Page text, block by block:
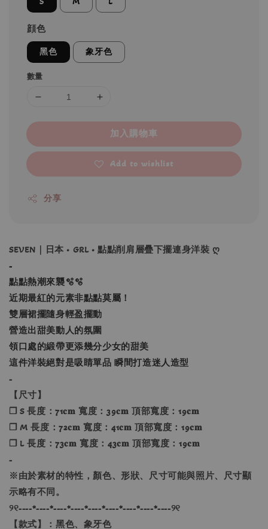
顔色
黑色 象牙色
數量
加入購物車
Add to wishlist
分享
SEVEN｜日本 • GRL • 點點削肩層疊下擺連身洋裝 ღ
-
點點熱潮來襲🫧🫧
近期最紅的元素非點點莫屬！
雙層裙擺隨身輕盈擺動
營造出甜美動人的氛圍
領口處的緞帶更添幾分少女的甜美
這件洋裝絕對是吸睛單品 瞬間打造迷人造型
-
【尺寸】
❐ S 長度：71𝐜𝐦 寬度：39𝐜𝐦 頂部寬度：19𝐜𝐦
❐ M 長度：72𝐜𝐦 寬度：41𝐜𝐦 頂部寬度：19𝐜𝐦
❐ L 長度：73𝐜𝐦 寬度：43𝐜𝐦 頂部寬度：19𝐜𝐦
-
※由於素材的特性，顏色、形狀、尺寸可能與照片、尺寸顯
示略有不同。
୨୧----*----*----*----*----*----*----*----*----୨୧
【款式】：黑色、象牙色